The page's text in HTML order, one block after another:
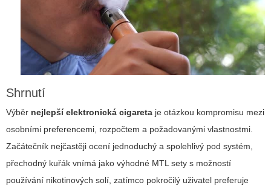
Shrnutí
Výběr nejlepší elektronická cigareta je otázkou kompromisu mezi
osobními preferencemi, rozpočtem a požadovanými vlastnostmi.
Začátečník nejčastěji ocení jednoduchý a spolehlivý pod systém,
přechodný kuřák vnímá jako výhodné MTL sety s možností
používání nikotinových solí, zatímco pokročilý uživatel preferuje